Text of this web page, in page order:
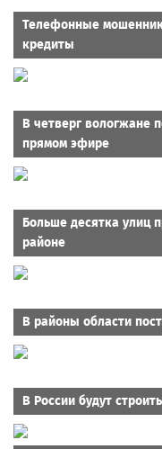
Телефонные
кредиты
В четверг вологжане
прямом эфире
Больше десятка улиц
районе
В районы области
В России будут